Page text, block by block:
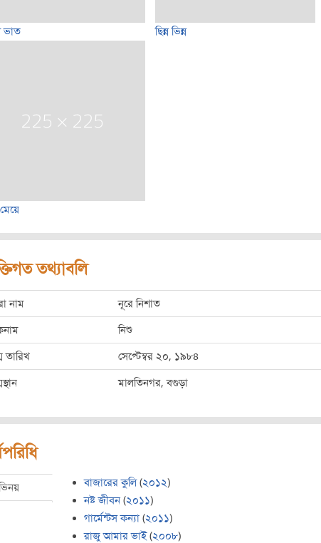
ভাত ছিন্ন ভিন্ন
তথ্যাবলি
নাম নূরে নিশাত
নিশু
তারিখ সেপ্টেম্বর ২০, ১৯৮৪
মালতিনগর, বগুড়া
বাজারের কুলি(২০১২)
নষ্ট জীবন (২০১১)
গার্মেন্টস কন্যা (২০১১)
রাজু আমার ভাই(২০০৮)